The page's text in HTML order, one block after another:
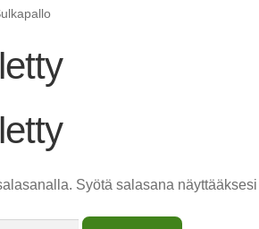
Syötä salasana